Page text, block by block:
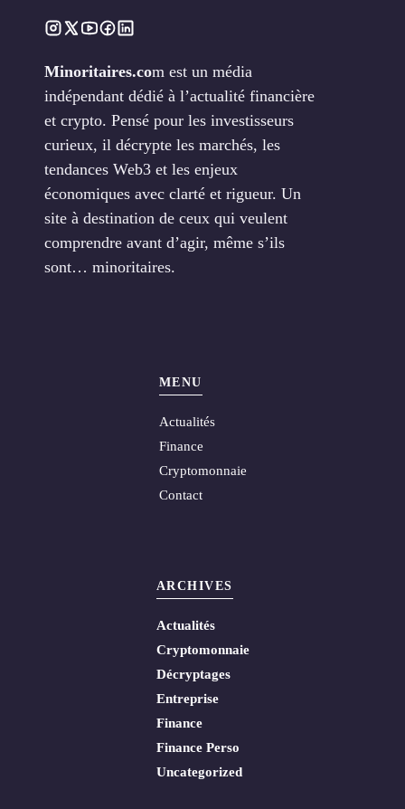
Minoritaires.com est un média
indépendant dédié à l’actualité financière
et crypto. Pensé pour les investisseurs
curieux, il décrypte les marchés, les
tendances Web3 et les enjeux
économiques avec clarté et rigueur. Un
site à destination de ceux qui veulent
comprendre avant d’agir, même s’ils
sont… minoritaires.
MENU
Actualités
Finance
Cryptomonnaie
Contact
ARCHIVES
Actualités
Cryptomonnaie
Décryptages
Entreprise
Finance
Finance Perso
Uncategorized